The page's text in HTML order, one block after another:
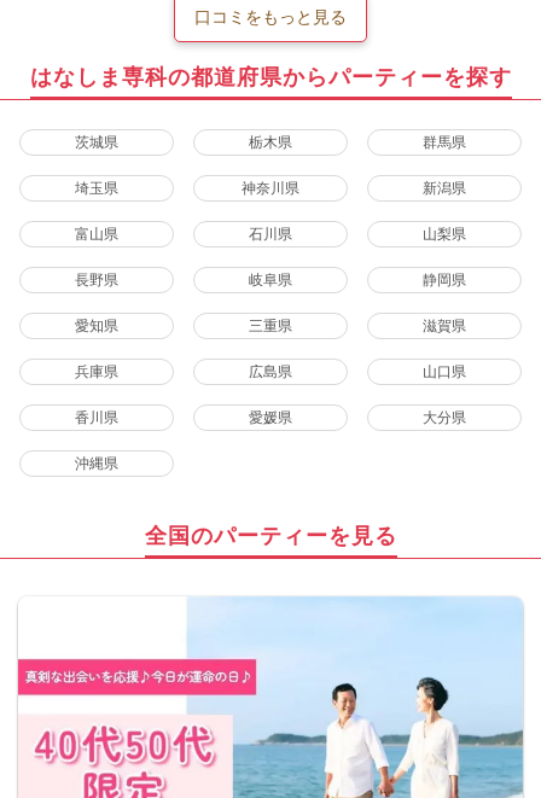
口コミをもっと見る
はなしま専科の都道府県からパーティーを探す
茨城県 栃木県 群馬県
埼玉県 神奈川県 新潟県
富山県 石川県 山梨県
長野県 岐阜県 静岡県
愛知県 三重県 滋賀県
兵庫県 広島県 山口県
香川県 愛媛県 大分県
沖縄県
全国のパーティーを見る